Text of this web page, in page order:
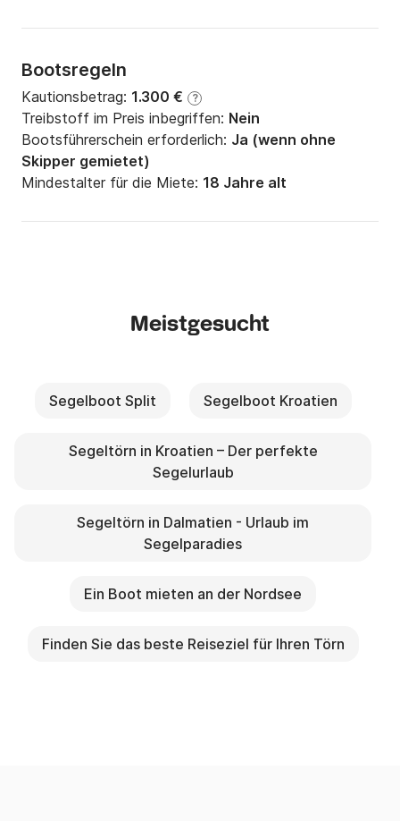
Bootsregeln
Kautionsbetrag: 1.300 € ?
Treibstoff im Preis inbegriffen: Nein
Bootsführerschein erforderlich: Ja (wenn ohne
Skipper gemietet)
Mindestalter für die Miete: 18 Jahre alt
Meistgesucht
Segelboot Split Segelboot Kroatien
Segeltörn in Kroatien – Der perfekte
Segelurlaub
Segeltörn in Dalmatien - Urlaub im
Segelparadies
Ein Boot mieten an der Nordsee
Finden Sie das beste Reiseziel für Ihren Törn